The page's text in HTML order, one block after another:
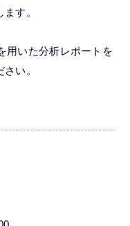
す。
用いた分析レポートを
い。